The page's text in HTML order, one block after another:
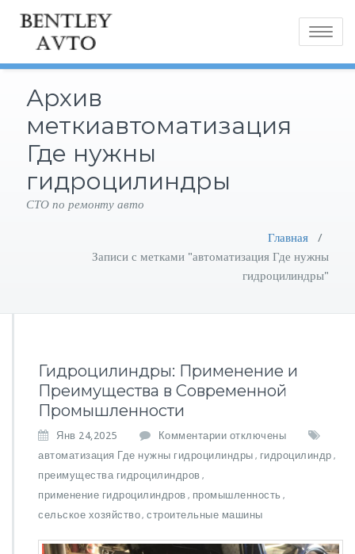
Toggle
Архив
меткиавтоматизация
Где нужны
гидроцилиндры
СТО по ремонту авто
Главная /
Записи с метками "автоматизация Где нужны
гидроцилиндры"
Гидроцилиндры: Применение и
Преимущества в Современной
Промышленности
Янв 24,2025 Комментарии к
з
и
с
Г
отключены
автоматизация Где нужны гидроцилиндры , гидроцилиндр ,
преимущества гидроцилиндров ,
применение гидроцилиндров , промышленность ,
сельское хозяйство, строительные машины